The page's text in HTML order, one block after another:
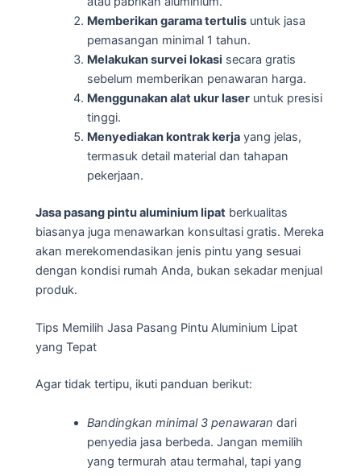
Memberikan garama tertulisuntuk jasa
pemasangan minimal 1 tahun.
Melakukan survei lokasi secara gratis
sebelum memberikan penawaran harga.
Menggunakan alat ukur laseruntuk presisi
tinggi.
Menyediakan kontrak kerjayang jelas,
termasuk detail material dan tahapan
pekerjaan.
Jasa pasang pintu aluminium lipat berkualitas
biasanya juga menawarkan konsultasi gratis. Mereka
akan merekomendasikan jenis pintu yang sesuai
dengan kondisi rumah Anda, bukan sekadar menjual
produk.
Tips Memilih Jasa Pasang Pintu Aluminium Lipat
yang Tepat
Agar tidak tertipu, ikuti panduan berikut:
Bandingkan minimal 3 penawaran dari
penyedia jasa berbeda. Jangan memilih
yang termurah atau termahal, tapi yang